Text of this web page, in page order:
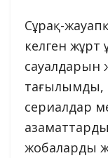
Сұрақ-
келген
сауалдарын
тағылымды,
сериалдар
жобаларды